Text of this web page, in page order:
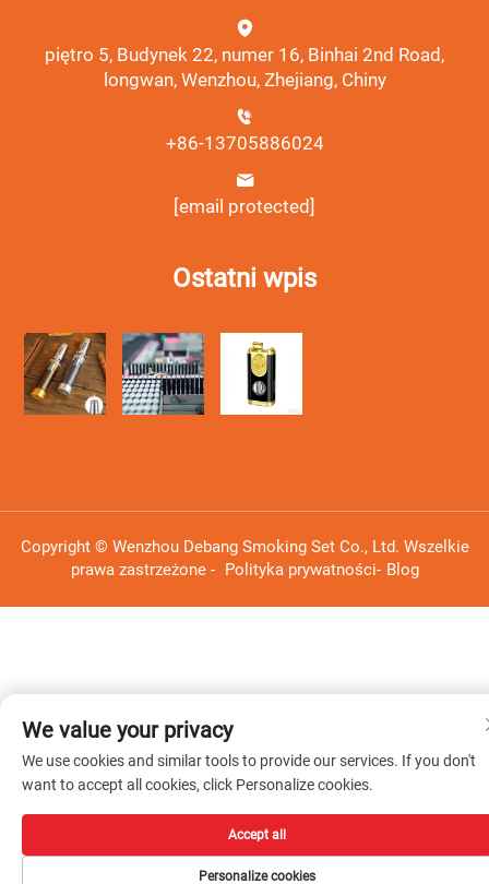
piętro 5, Budynek 22, numer 16, Binhai 2nd Road,
longwan, Wenzhou, Zhejiang, Chiny
+86-13705886024
[email protected]
Ostatni wpis
Copyright © Wenzhou Debang Smoking Set Co., Ltd. Wszelkie
prawa zastrzeżone - Polityka prywatności- Blog
We value your privacy
We use cookies and similar tools to provide our services. If you don't
want to accept all cookies, click Personalize cookies.
Personalize cookies
Accept all